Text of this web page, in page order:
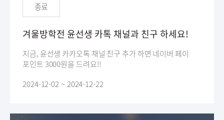
종료
겨울방학전 윤선생 카톡 채널과 친구 하세요!
지금, 윤선생 카카오톡 채널 친구 추가 하면 네이버 페이
포인트 3000원을 드려요!!
2024-12-02 ~ 2024-12-22